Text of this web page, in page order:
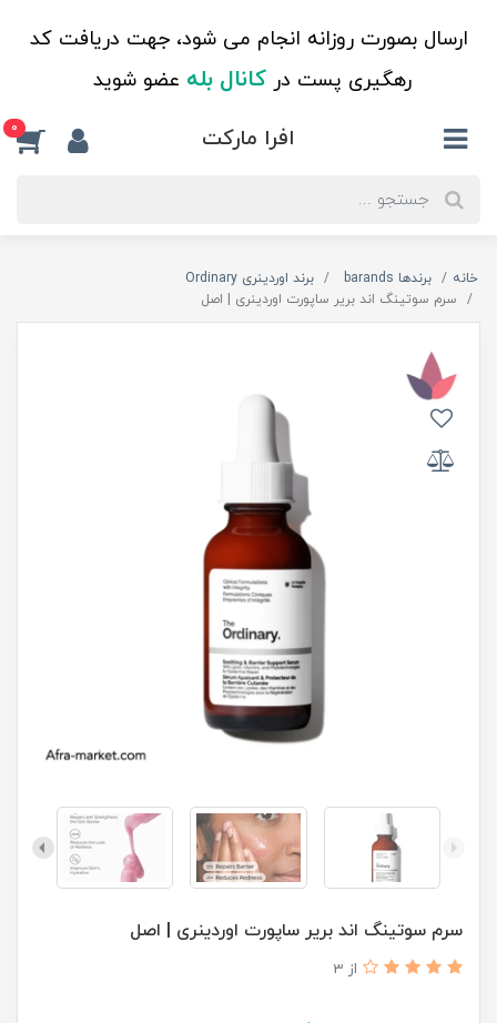
ارسال بصورت روزانه انجام می شود، جهت دریافت کد
رهگیری پست درکانال بله عضو شوید
افرا مارکت 0
خانه برندها barands
برند اوردینری Ordinary
سرم سوتینگ اند بریر ساپورت اوردینری | اصل
سرم سوتینگ اند بریر ساپورت اوردینری | اصل
از 3